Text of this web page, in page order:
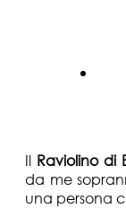
Il Raviolino di
da me
una persona